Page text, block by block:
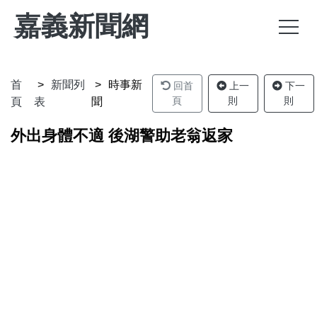
嘉義新聞網
首
頁
新聞列
表
時事新
聞
回首
頁
上一
則
下一
則
外出身體不適 後湖警助老翁返家